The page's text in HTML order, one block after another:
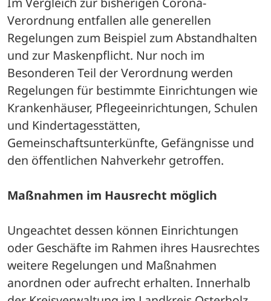
Verordnung entfallen alle generellen
Regelungen zum Beispiel zum Abstandhalten
und zur Maskenpflicht. Nur noch im
Besonderen Teil der Verordnung werden
Regelungen für bestimmte Einrichtungen wie
Krankenhäuser, Pflegeeinrichtungen, Schulen
und Kindertagesstätten,
Gemeinschaftsunterkünfte, Gefängnisse und
den öffentlichen Nahverkehr getroffen.
Maßnahmen im Hausrecht möglich
Ungeachtet dessen können Einrichtungen
oder Geschäfte im Rahmen ihres Hausrechtes
weitere Regelungen und Maßnahmen
anordnen oder aufrecht erhalten. Innerhalb